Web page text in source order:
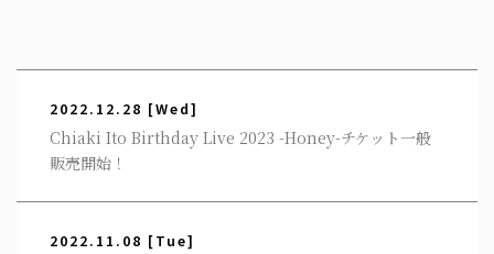
2022.12.28 [Wed]
Chiaki Ito Birthday Live 2023 -Honey-チケット一般
販売開始！
2022.11.08 [Tue]